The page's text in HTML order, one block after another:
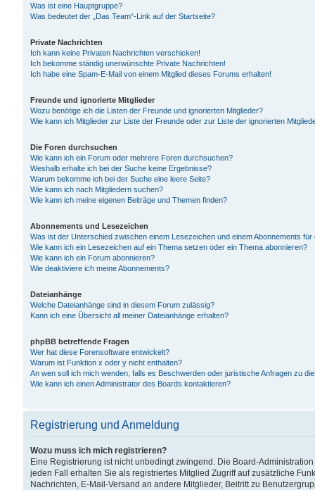
Was ist eine Hauptgruppe?
Was bedeutet der „Das Team“-Link auf der Startseite?
Private Nachrichten
Ich kann keine Privaten Nachrichten verschicken!
Ich bekomme ständig unerwünschte Private Nachrichten!
Ich habe eine Spam-E-Mail von einem Mitglied dieses Forums erhalten!
Freunde und ignorierte Mitglieder
Wozu benötige ich die Listen der Freunde und ignorierten Mitglieder?
Wie kann ich Mitglieder zur Liste der Freunde oder zur Liste der ignorierten
Die Foren durchsuchen
Wie kann ich ein Forum oder mehrere Foren durchsuchen?
Weshalb erhalte ich bei der Suche keine Ergebnisse?
Warum bekomme ich bei der Suche eine leere Seite?
Wie kann ich nach Mitgliedern suchen?
Wie kann ich meine eigenen Beiträge und Themen finden?
Abonnements und Lesezeichen
Was ist der Unterschied zwischen einem Lesezeichen und einem Abonnements
Wie kann ich ein Lesezeichen auf ein Thema setzen oder ein Thema abonnieren?
Wie kann ich ein Forum abonnieren?
Wie deaktiviere ich meine Abonnements?
Dateianhänge
Welche Dateianhänge sind in diesem Forum zulässig?
Kann ich eine Übersicht all meiner Dateianhänge erhalten?
phpBB betreffende Fragen
Wer hat diese Forensoftware entwickelt?
Warum ist Funktion x oder y nicht enthalten?
An wen soll ich mich wenden, falls es Beschwerden oder juristische Anfragen zu
Wie kann ich einen Administrator des Boards kontaktieren?
Registrierung und Anmeldung
Wozu muss ich mich registrieren?
Eine Registrierung ist nicht unbedingt zwingend. Die Board-
jeden Fall erhalten Sie als registriertes Mitglied Zugriff auf zusätzliche
Nachrichten, E-Mail-Versand an andere Mitglieder, Beitritt zu